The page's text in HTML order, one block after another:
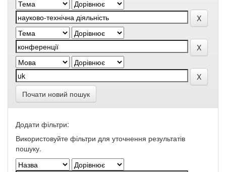
Почати новий пошук
Додати фільтри:
Використовуйте фільтри для уточнення результатів
пошуку.